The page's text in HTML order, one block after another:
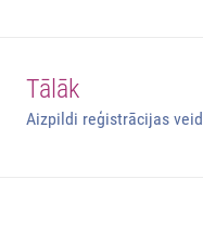
Tālāk
Aizpildi reģistrācijas